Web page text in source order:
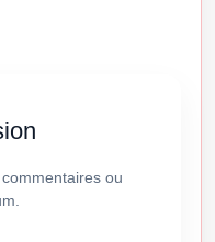
ou